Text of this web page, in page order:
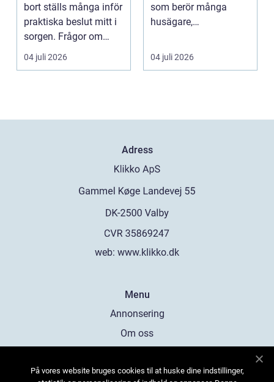
bort ställs många inför
praktiska beslut mitt i
sorgen. Frågor om
ceremoni, ju...
04 juli 2026
som berör många
husägare,
och fastighets...
04 juli 2026
Adress
web: www.klikko.dk
Menu
Annonsering
Om oss
Kontakta oss
På vores website bruges cookies til at huske dine indstillinger,